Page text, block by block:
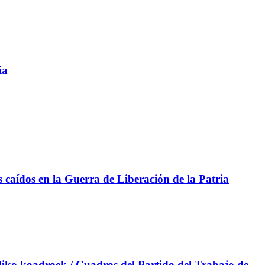
en la Guerra de Liberación de la Patria